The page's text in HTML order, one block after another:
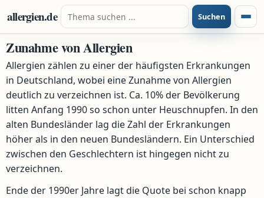
Zum Inhalt springen
allergien.de Suche nach: Suchen
Zunahme von Allergien
Allergien zählen zu einer der häufigsten Erkrankungen
in Deutschland, wobei eine Zunahme von Allergien
deutlich zu verzeichnen ist. Ca. 10% der Bevölkerung
litten Anfang 1990 so schon unter Heuschnupfen. In den
alten Bundesländer lag die Zahl der Erkrankungen
höher als in den neuen Bundesländern. Ein Unterschied
zwischen den Geschlechtern ist hingegen nicht zu
verzeichnen.
Ende der 1990er Jahre lagt die Quote bei schon knapp